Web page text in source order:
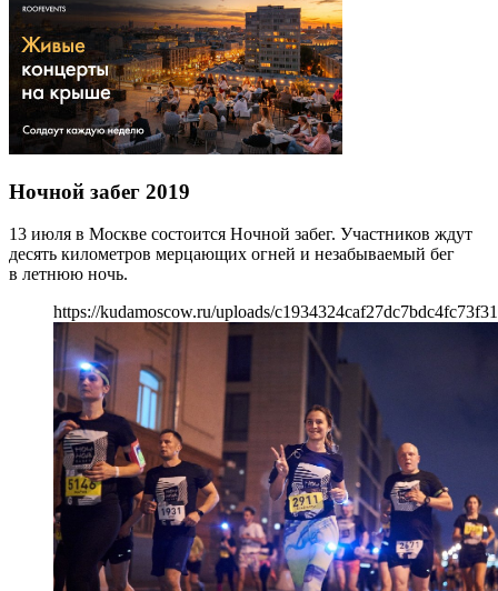
Ночной забег 2019
13 июля в Москве состоится Ночной забег. Участников ждут
десять километров мерцающих огней и незабываемый бег
в летнюю ночь.
https://kudamoscow.ru/uploads/